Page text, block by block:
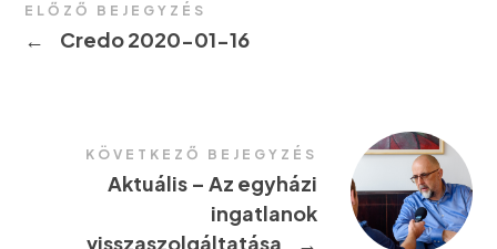
ELŐZŐ BEJEGYZÉS
← Credo 2020-01-16
KÖVETKEZŐ BEJEGYZÉS
Aktuális – Az egyházi
ingatlanok
visszaszolgáltatása
→